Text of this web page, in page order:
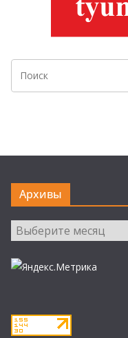
Архивы
Архивы